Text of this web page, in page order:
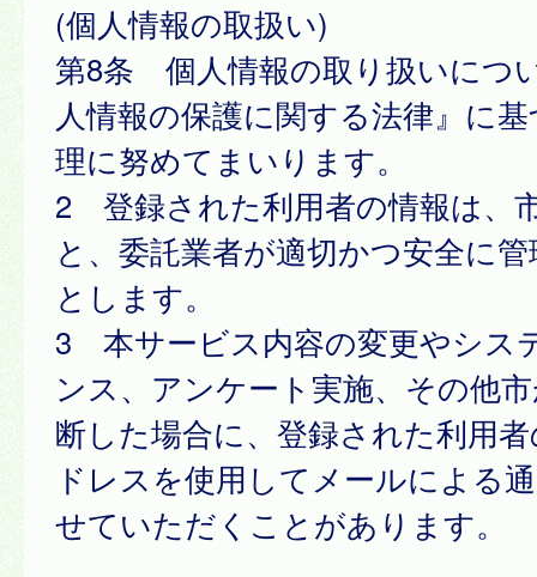
(個人情報の取扱い)
第8条 個人情報の取り扱いにつ
人情報の保護に関する法律』に
理に努めてまいります。
2 登録された利用者の情報は、
と、委託業者が適切かつ安全に
とします。
3 本サービス内容の変更やシス
ンス、アンケート実施、その他
断した場合に、登録された利用
ドレスを使用してメールによる
せていただくことがあります。